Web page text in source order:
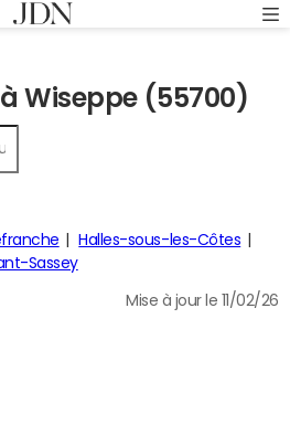
Wiseppe (55700)
Halles-sous-les-Côtes
Sassey
Mise à jour le 11/02/26